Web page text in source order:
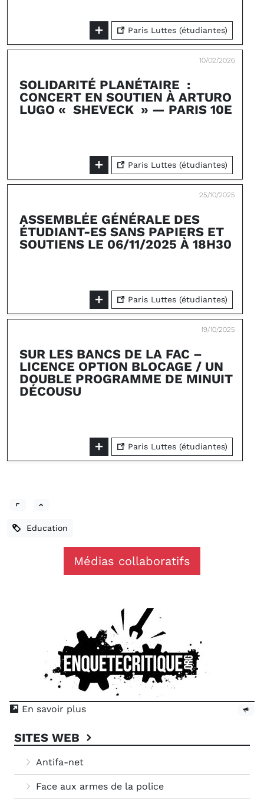
Paris Luttes (étudiantes)
10/02/2026
SOLIDARITÉ PLANÉTAIRE :
CONCERT EN SOUTIEN À ARTURO
LUGO « SHEVECK » — PARIS 10E
Paris Luttes (étudiantes)
25/10/2025
ASSEMBLÉE GÉNÉRALE DES
ÉTUDIANT-ES SANS PAPIERS ET
SOUTIENS LE 06/11/2025 À 18H30
Paris Luttes (étudiantes)
19/10/2025
SUR LES BANCS DE LA FAC –
LICENCE OPTION BLOCAGE / UN
DOUBLE PROGRAMME DE MINUIT
DÉCOUSU
Paris Luttes (étudiantes)
Education
Médias collaboratifs
En savoir plus
SITES WEB
Antifa-net
Face aux armes de la police